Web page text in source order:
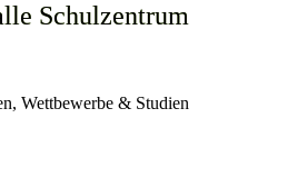
Schulzentrum
Wettbewerbe & Studien